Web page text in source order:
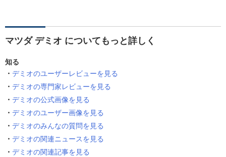
マツダ デミオ についてもっと詳しく
知る
デミオのユーザーレビューを見る
デミオの専門家レビューを見る
デミオの公式画像を見る
デミオのユーザー画像を見る
デミオのみんなの質問を見る
デミオの関連ニュースを見る
デミオの関連記事を見る